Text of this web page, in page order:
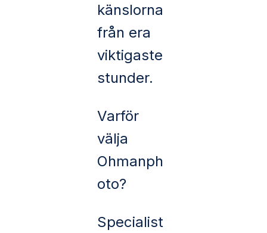
känslorna
från era
viktigaste
stunder.
Varför
välja
Ohmanph
oto?
Specialist